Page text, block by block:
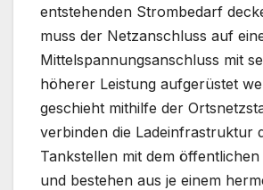
entstehenden Strombedarf
muss der Netzanschluss auf
Mittelspannungsanschluss mit
höherer Leistung aufgerüstet
geschieht mithilfe der
verbinden die Ladeinfrastruktur
Tankstellen mit dem
und bestehen aus je einem